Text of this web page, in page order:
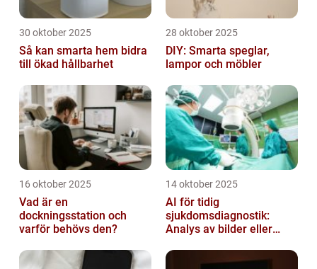
30 oktober 2025
Så kan smarta hem bidra
till ökad hållbarhet
28 oktober 2025
DIY: Smarta speglar,
lampor och möbler
16 oktober 2025
Vad är en
dockningsstation och
varför behövs den?
14 oktober 2025
AI för tidig
sjukdomsdiagnostik:
Analys av bilder eller